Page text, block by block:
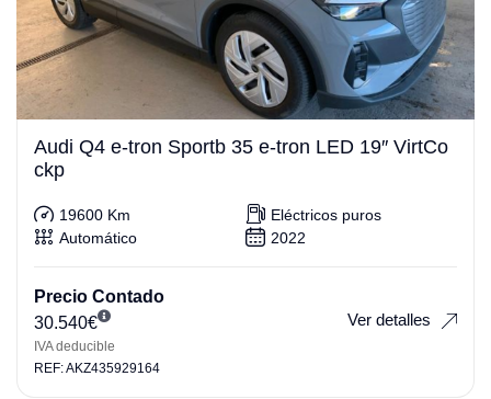
Audi Q4 e-tron Sportb 35 e-tron LED 19″ VirtCo
ckp
19600 Km
Eléctricos puros
Automático
2022
Precio Contado
30.540€
IVA deducible
Ver detalles
REF: AKZ435929164